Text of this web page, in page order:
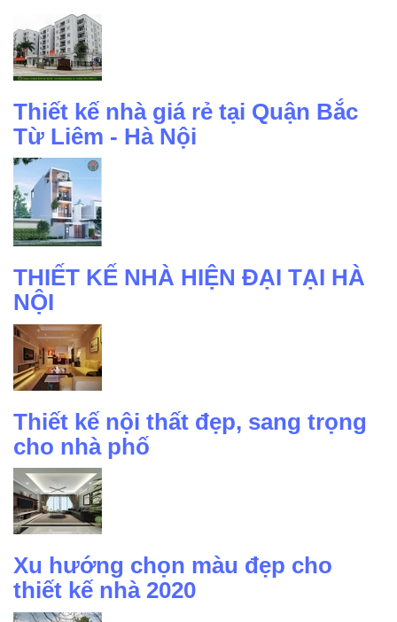
Thiết kế nhà giá rẻ tại Quận Bắc
Từ Liêm - Hà Nội
THIẾT KẾ NHÀ HIỆN ĐẠI TẠI HÀ
NỘI
Thiết kế nội thất đẹp, sang trọng
cho nhà phố
Xu hướng chọn màu đẹp cho
thiết kế nhà 2020